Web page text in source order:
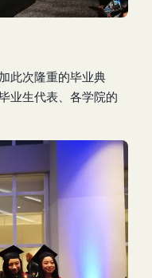
此次隆重的毕业典
业生代表、各学院的